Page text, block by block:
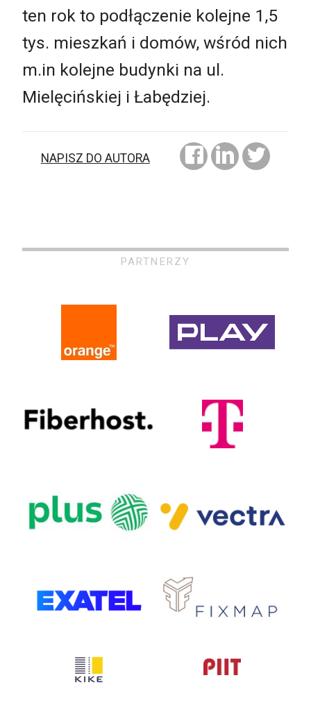
ten rok to podłączenie kolejne 1,5
tys. mieszkań i domów, wśród nich
m.in kolejne budynki na ul.
Mielęcińskiej i Łabędziej.
NAPISZ DO AUTORA
PARTNERZY